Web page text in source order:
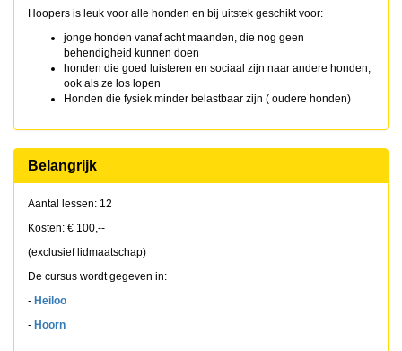
Hoopers is leuk voor alle honden en bij uitstek geschikt voor:
jonge honden vanaf acht maanden, die nog geen
behendigheid kunnen doen
honden die goed luisteren en sociaal zijn naar andere honden,
ook als ze los lopen
Honden die fysiek minder belastbaar zijn ( oudere honden)
Belangrijk
Aantal lessen: 12
Kosten: € 100,--
(exclusief lidmaatschap)
De cursus wordt gegeven in:
- Heiloo
- Hoorn